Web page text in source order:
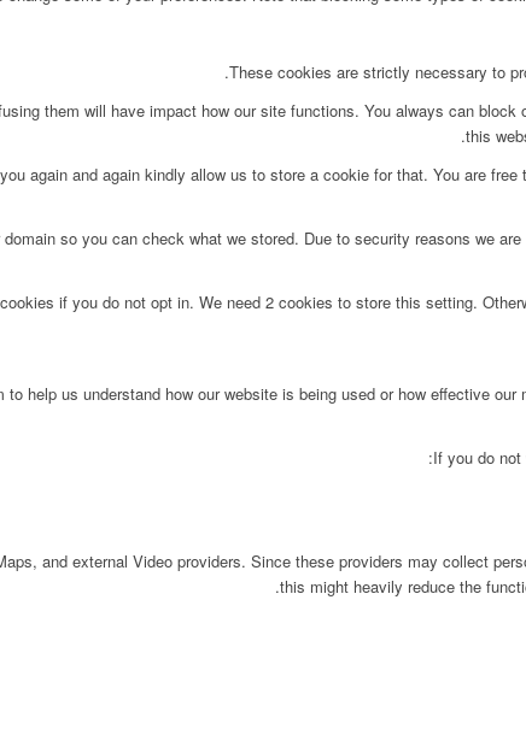
These cookies are strictly necessary to
them will have impact how our site functions. You always can
this
again and again kindly allow us to store a cookie for that. You are
so you can check what we stored. Due to security reasons we
if you do not opt in. We need 2 cookies to store this setting.
help us understand how our website is being used or how effective
If you do
and external Video providers. Since these providers may collect
this might heavily reduce the